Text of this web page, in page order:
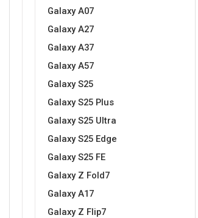
Galaxy A07
Galaxy A27
Galaxy A37
Galaxy A57
Galaxy S25
Galaxy S25 Plus
Galaxy S25 Ultra
Galaxy S25 Edge
Galaxy S25 FE
Galaxy Z Fold7
Galaxy A17
Galaxy Z Flip7
Gym
Univerzalno kaljeno staklo
Preklopne maskice